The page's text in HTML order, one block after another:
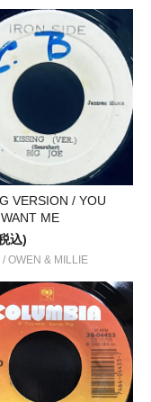
VERSION / YOU
ME
込)
/ OWEN & MILLIE